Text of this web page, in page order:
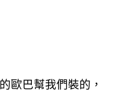
歐巴幫我們裝的，